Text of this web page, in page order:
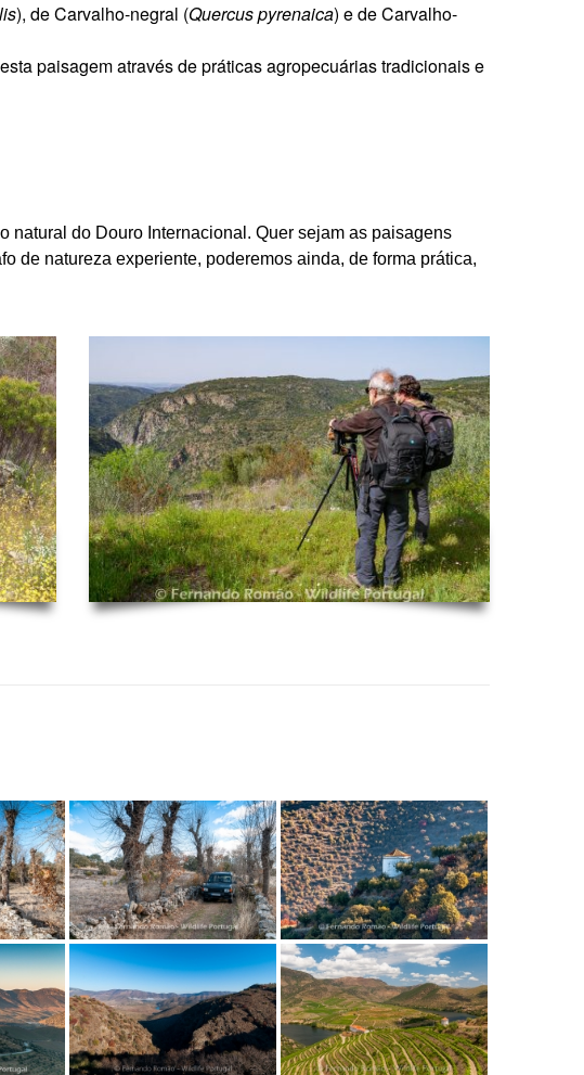
), de Carvalho-negral (Quercus pyrenaica) e de Carvalho-
paisagem através de práticas agropecuárias tradicionais e
natural do Douro Internacional. Quer sejam as paisagens
de natureza experiente, poderemos ainda, de forma prática,